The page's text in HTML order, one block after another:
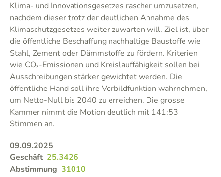
Klima- und Innovationsgesetzes rascher umzusetzen,
nachdem dieser trotz der deutlichen Annahme des
Klimaschutzgesetzes weiter zuwarten will. Ziel ist, über
die öffentliche Beschaffung nachhaltige Baustoffe wie
Stahl, Zement oder Dämmstoffe zu fördern. Kriterien
wie CO₂-Emissionen und Kreislauffähigkeit sollen bei
Ausschreibungen stärker gewichtet werden. Die
öffentliche Hand soll ihre Vorbildfunktion wahrnehmen,
um Netto-Null bis 2040 zu erreichen. Die grosse
Kammer nimmt die Motion deutlich mit 141:53
Stimmen an.
09.09.2025
Geschäft 25.3426
Abstimmung 31010